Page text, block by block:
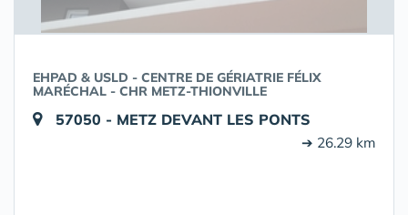
EHPAD & USLD - CENTRE DE GÉRIATRIE FÉLIX
MARÉCHAL - CHR METZ-THIONVILLE
57050 - METZ DEVANT LES PONTS
➔ 26.29 km